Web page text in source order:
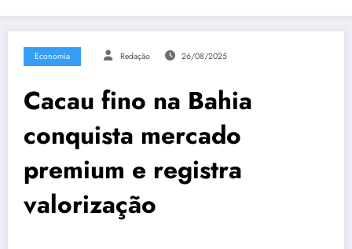
Economia Redação 26/08/2025
Cacau fino na Bahia
conquista mercado
premium e registra
valorização